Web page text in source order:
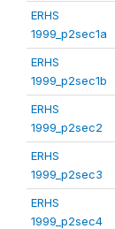
ERHS
1999_p2sec1a
ERHS
1999_p2sec1b
ERHS
1999_p2sec2
ERHS
1999_p2sec3
ERHS
1999_p2sec4